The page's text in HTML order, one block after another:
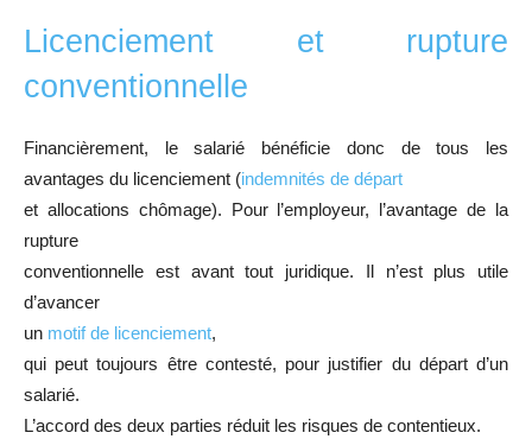
Licenciement et rupture
conventionnelle
Financièrement, le salarié bénéficie donc de tous les
avantages du licenciement (indemnités de départ
et allocations chômage). Pour l’employeur, l’avantage de la
rupture
conventionnelle est avant tout juridique. Il n’est plus utile
d’avancer
un motif de licenciement,
qui peut toujours être contesté, pour justifier du départ d’un
salarié.
L’accord des deux parties réduit les risques de contentieux.